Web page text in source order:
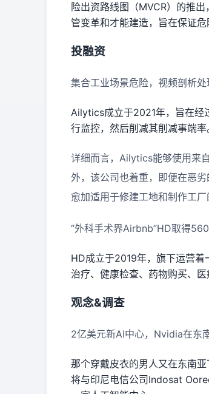
险出资路线图（MVCR）的推
管变革和才能建造，旨在保证
投融资
集合工业场景危险，视频剖析
Ailytics成立于2021年，旨在经
行监控，然后削减其削减事端率
详细而言，Ailytics能够使用来
外，该公司也着重，即便在恶
愈加适用于修建工地和制作工厂
“外科手术界Airbnb”HD取得560
HD成立于2019年，旗下运营
治疗、健康检查、药物购买、
观念&调查
2亿美元新AI中心，Nvidia在东
那个穿戴皮衣的男人又在东南
将与印尼电信公司Indosat